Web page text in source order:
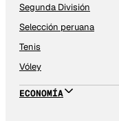
Segunda División
Selección peruana
Tenis
Vóley
ECONOMÍA